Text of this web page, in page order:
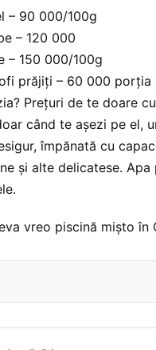
– 90 000/100g
– 120 000
– 150 000/100g
prăjiţi – 60 000 porţia
Preţuri de te doare
când te aşezi pe el,
împănată cu
şi alte delicatese.
vreo piscină mişto în